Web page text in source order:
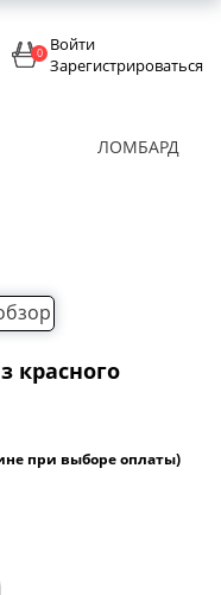
0 Войти
Зарегистрироваться
ЛОМБАРД
красного
при выборе оплаты)